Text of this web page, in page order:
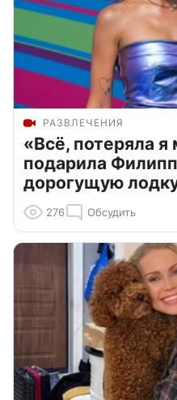
РАЗВЛЕЧЕНИЯ
«Всё, потеряла
подарила
дорогущую
276 Обсудить